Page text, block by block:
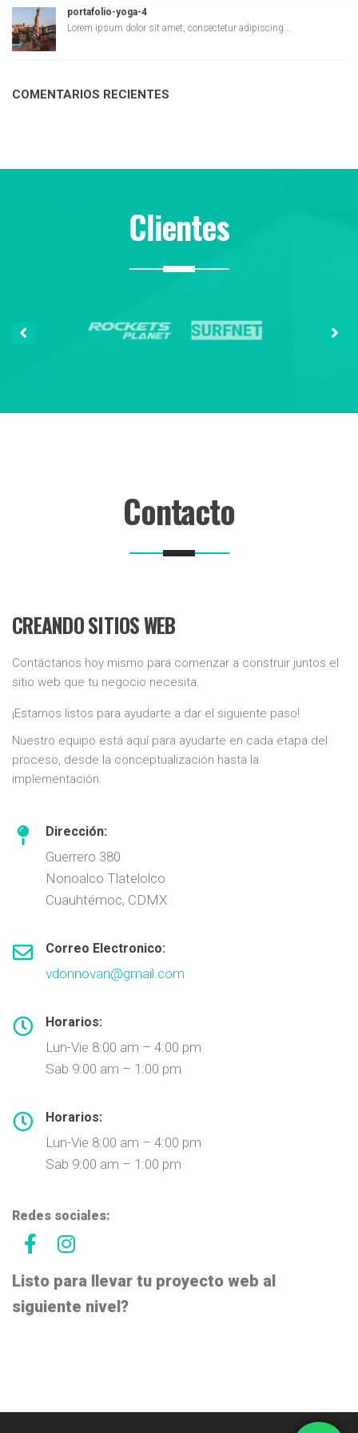
portafolio-yoga-4
Lorem ipsum dolor sit amet, consectetur adipiscing...
COMENTARIOS RECIENTES
Clientes
Contacto
CREANDO SITIOS WEB
Contáctanos hoy mismo para comenzar a construir juntos el
sitio web que tu negocio necesita.
¡Estamos listos para ayudarte a dar el siguiente paso!
Nuestro equipo está aquí para ayudarte en cada etapa del
proceso, desde la conceptualización hasta la
implementación.
Dirección:
Guerrero 380
Nonoalco Tlatelolco
Cuauhtémoc, CDMX
Correo Electronico:
vdonnovan@gmail.com
Horarios:
Lun-Vie 8:00 am – 4:00 pm
Sab 9:00 am – 1:00 pm
Horarios:
Lun-Vie 8:00 am – 4:00 pm
Sab 9:00 am – 1:00 pm
Redes sociales:
Listo para llevar tu proyecto web al
siguiente nivel?